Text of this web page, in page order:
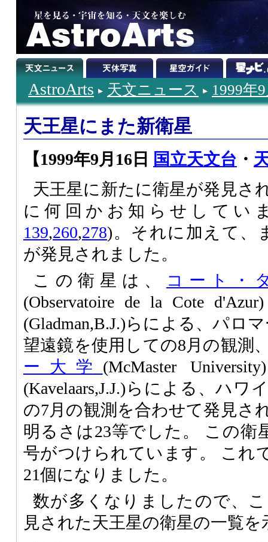
AstroArts 天文ニュース 1999年
天王星にまた新衛星
【1999年9月16日 国立天文台 ・
天王星に新たに衛星が発見さ
に何回かお知らせしてい
139,260,278)。それに加えて、
が発見されました。
この衛星は、
コート・
(Observatoire de la Cote
(Gladman,B.J.)らによる、パロ
望遠鏡を使用しての8月の観測
ー大学 (McMaster
(Kavelaars,J.J.)らによる、ハワ
の7月の観測を合わせて発見さ
明るさは23等でした。 この衛
号がつけられています。 これ
21個になりました。
数が多くなりましたので、
見された天王星の衛星の一覧